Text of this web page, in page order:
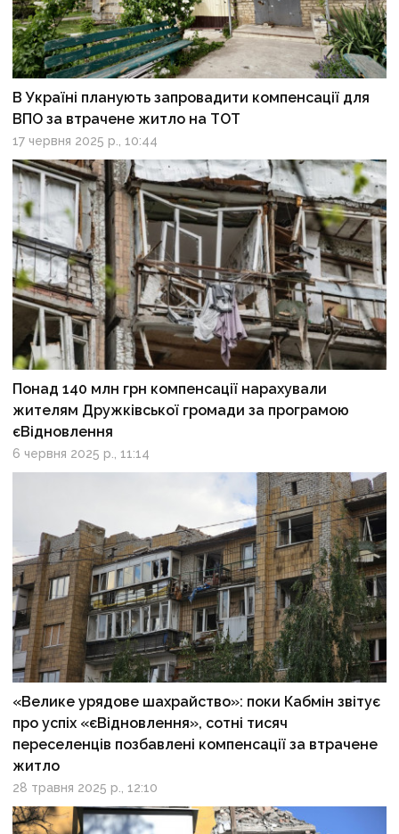
В Україні планують запровадити компенсації для
ВПО за втрачене житло на ТОТ
17 червня 2025 р., 10:44
Понад 140 млн грн компенсації нарахували
жителям Дружківської громади за програмою
єВідновлення
6 червня 2025 р., 11:14
«Велике урядове шахрайство»: поки Кабмін звітує
про успіх «єВідновлення», сотні тисяч
переселенців позбавлені компенсації за втрачене
житло
28 травня 2025 р., 12:10